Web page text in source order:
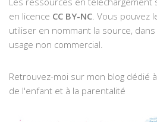
en licence CC BY-NC . Vous pouvez
utiliser en nommant la source,
usage non commercial.
Retrouvez-moi sur mon blog dédié
de l'enfant et à la parentalité